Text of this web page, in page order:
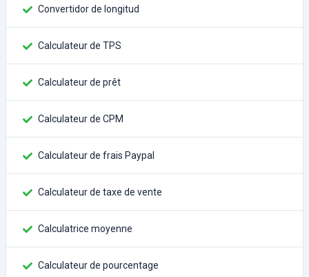
Convertidor de longitud
Calculateur de TPS
Calculateur de prêt
Calculateur de CPM
Calculateur de frais Paypal
Calculateur de taxe de vente
Calculatrice moyenne
Calculateur de pourcentage